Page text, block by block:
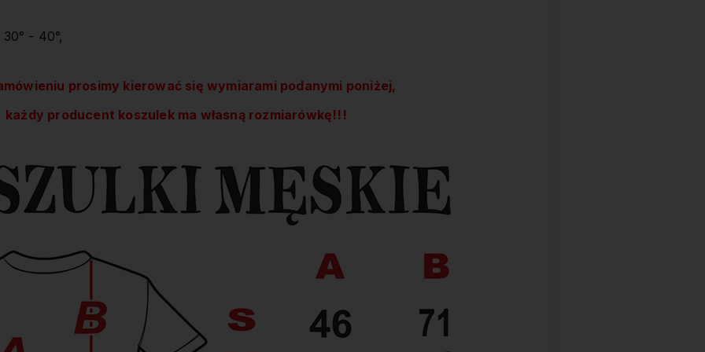
- 40°,
prosimy kierować się wymiarami podanymi poniżej,
każdy producent koszulek ma własną rozmiarówkę!!!